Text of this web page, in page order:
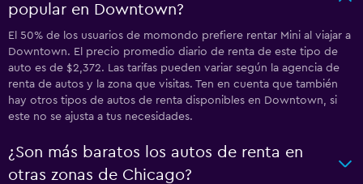
popular en Downtown?
El 50% de los usuarios de momondo prefiere rentar Mini al viajar a
Downtown. El precio promedio diario de renta de este tipo de
auto es de $2,372. Las tarifas pueden variar según la agencia de
renta de autos y la zona que visitas. Ten en cuenta que también
hay otros tipos de autos de renta disponibles en Downtown, si
este no se ajusta a tus necesidades.
¿Son más baratos los autos de renta en
otras zonas de Chicago?